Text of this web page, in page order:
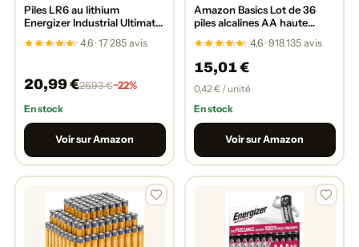
Piles LR6 au lithium
Energizer Industrial Ultimate
4,6 · 17 285 avis
20,99 €26,93 €−22%
En stock
Voir sur Amazon
Amazon Basics Lot de 36
piles alcalines AA haute
conservation de 10 ans
4,6 · 918 135 avis
15,01 €
0,42 € / unité
En stock
Voir sur Amazon